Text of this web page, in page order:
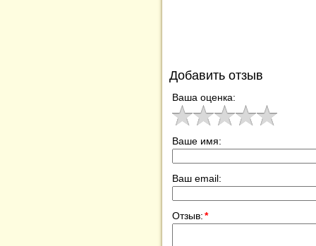
Добавить отзыв
Ваша оценка:
Ваше имя:
Ваш email:
Отзыв:*